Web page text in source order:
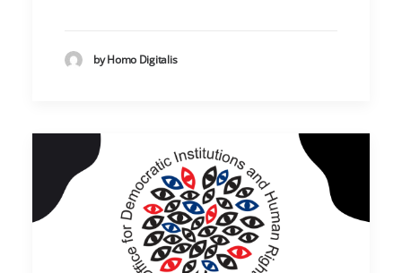
by Homo Digitalis